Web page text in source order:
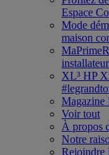
Espace
Mode
maison
XL³ HP
Magazine
Voir tout
À propos
Notre
Rejoindre